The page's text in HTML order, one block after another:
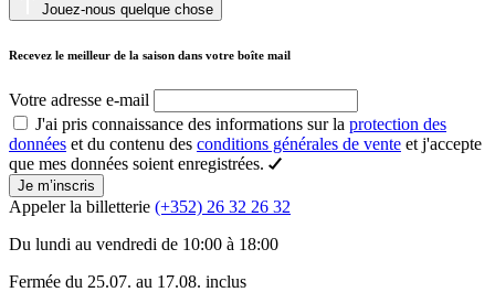
Jouez-nous quelque chose
Recevez le meilleur de la saison dans votre boîte mail
Votre adresse e-mail
J'ai pris connaissance des informations sur la protection des
données et du contenu des conditions générales de vente et j'accepte
que mes données soient enregistrées.
Je m’inscris
Appeler la billetterie (+352) 26 32 26 32
Du lundi au vendredi de 10:00 à 18:00
Fermée du 25.07. au 17.08. inclus